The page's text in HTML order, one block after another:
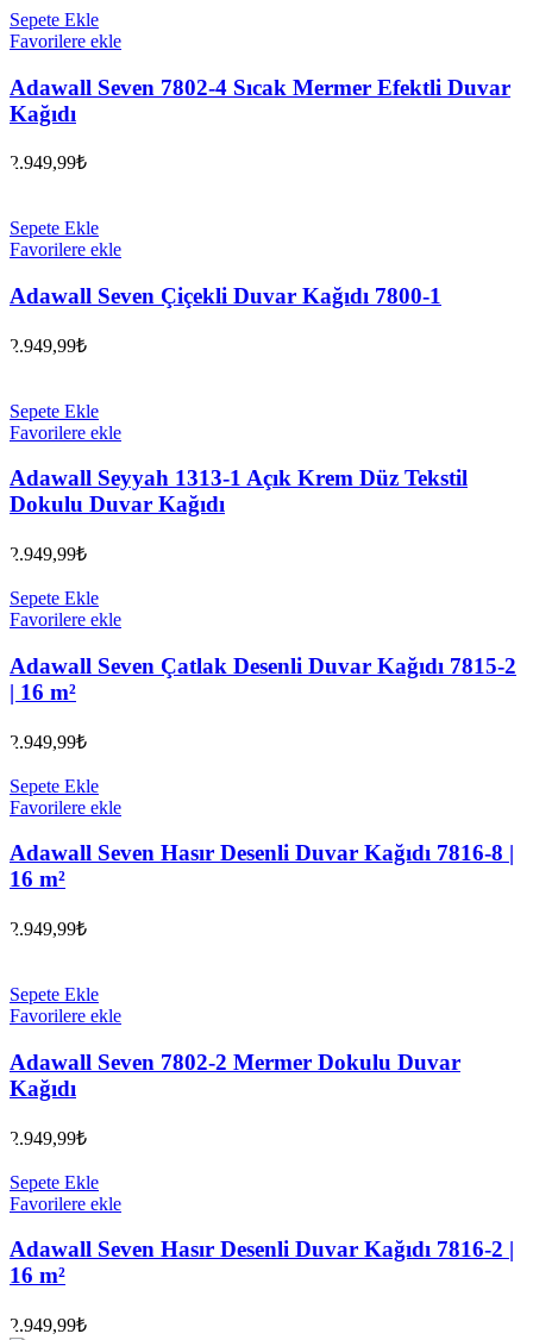
Sepete Ekle
Favorilere ekle
Adawall Seven 7802-4 Sıcak Mermer Efektli Duvar
Kağıdı
2.949,99₺
Sepete Ekle
Favorilere ekle
Adawall Seven Çiçekli Duvar Kağıdı 7800-1
2.949,99₺
Sepete Ekle
Favorilere ekle
Adawall Seyyah 1313-1 Açık Krem Düz Tekstil
Dokulu Duvar Kağıdı
2.949,99₺
Sepete Ekle
Favorilere ekle
Adawall Seven Çatlak Desenli Duvar Kağıdı 7815-2
| 16 m²
2.949,99₺
Sepete Ekle
Favorilere ekle
Adawall Seven Hasır Desenli Duvar Kağıdı 7816-8 |
16 m²
2.949,99₺
Sepete Ekle
Favorilere ekle
Adawall Seven 7802-2 Mermer Dokulu Duvar
Kağıdı
2.949,99₺
Sepete Ekle
Favorilere ekle
Adawall Seven Hasır Desenli Duvar Kağıdı 7816-2 |
16 m²
2.949,99₺